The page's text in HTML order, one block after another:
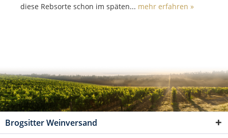
diese Rebsorte schon im späten... mehr erfahren »
Brogsitter Weinversand